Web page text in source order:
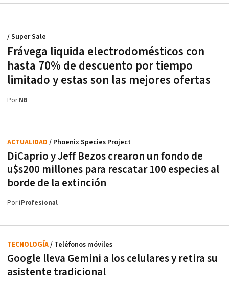
Frávega liquida electrodomésticos con
hasta 70% de descuento por tiempo
limitado y estas son las mejores ofertas
/ Super Sale
PorNB
DiCaprio y Jeff Bezos crearon un fondo de
u$s200 millones para rescatar 100 especies al
borde de la extinción
ACTUALIDAD / Phoenix Species Project
PoriProfesional
Google lleva Gemini a los celulares y retira su
asistente tradicional
TECNOLOGÍA/ Teléfonos móviles